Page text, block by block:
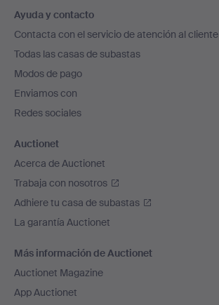
en
el
pie
de
página
Ayuda y contacto
Contacta con el servicio de atención al cliente
Todas las casas de subastas
Modos de pago
Enviamos con
Redes sociales
Auctionet
Acerca de Auctionet
Trabaja con nosotros
Adhiere tu casa de subastas
La garantía Auctionet
Más información de Auctionet
Auctionet Magazine
App Auctionet